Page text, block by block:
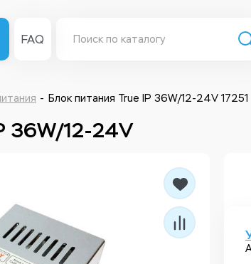
FAQ
Блок питания True IP 36W/12-24V 17251
36W/12-24V